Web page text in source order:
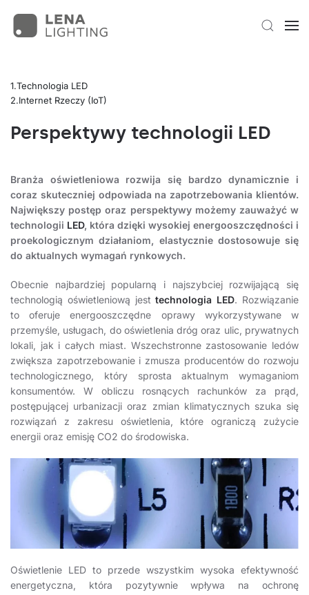
Technologia LED
Internet Rzeczy (IoT)
Perspektywy technologii LED
Branża oświetleniowa rozwija się bardzo dynamicznie i
coraz skuteczniej odpowiada na zapotrzebowania klientów.
Największy postęp oraz perspektywy możemy zauważyć w
technologii LED, która dzięki wysokiej energooszczędności i
proekologicznym działaniom, elastycznie dostosowuje się
do aktualnych wymagań rynkowych.
Obecnie najbardziej popularną i najszybciej rozwijającą się
technologią oświetleniową jest technologia LED. Rozwiązanie
to oferuje energooszczędne oprawy wykorzystywane w
przemyśle, usługach, do oświetlenia dróg oraz ulic, prywatnych
lokali, jak i całych miast. Wszechstronne zastosowanie ledów
zwiększa zapotrzebowanie i zmusza producentów do rozwoju
technologicznego, który sprosta aktualnym wymaganiom
konsumentów. W obliczu rosnących rachunków za prąd,
postępującej urbanizacji oraz zmian klimatycznych szuka się
rozwiązań z zakresu oświetlenia, które ograniczą zużycie
energii oraz emisję CO2 do środowiska.
Oświetlenie LED to przede wszystkim wysoka efektywność
energetyczna, która pozytywnie wpływa na ochronę